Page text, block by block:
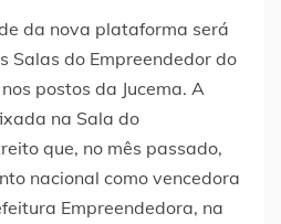
da nova plataforma será
Salas do Empreendedor do
postos da Jucema. A
na Sala do
que, no mês passado,
nacional como vencedora
Empreendedora, na